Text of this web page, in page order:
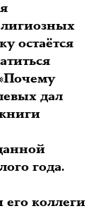
остаётся
дал
года.
коллеги